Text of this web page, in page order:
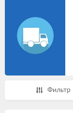
Фильтр